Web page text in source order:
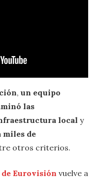
, un equipo
las
local y
miles de
otros criterios.
Eurovisión vuelve a